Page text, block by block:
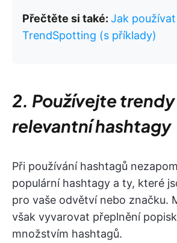
Přečtěte si také: Jak používat
TrendSpotting (s příklady)
2. Používejte trendy
relevantní hashtagy
Při používání hashtagů
populární hashtagy a ty, které
pro vaše odvětví nebo značku.
však vyvarovat přeplnění
množstvím hashtagů.